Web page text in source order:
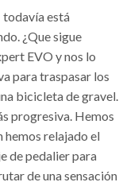
todavía está
¿Que sigue
EVO y nos lo
para traspasar los
bicicleta de gravel.
progresiva. Hemos
relajado el
de pedalier para
de una sensación